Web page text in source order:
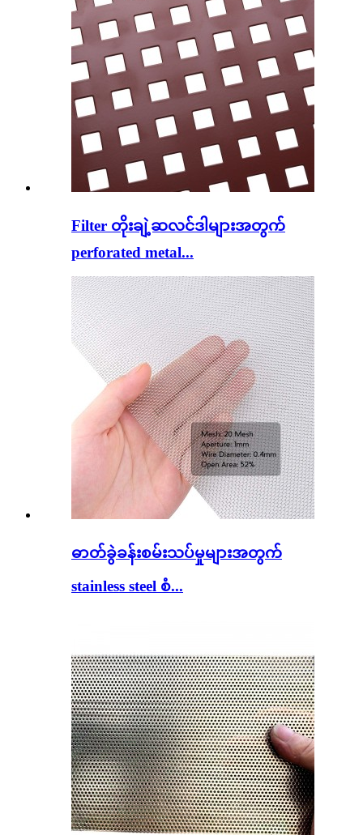
Filter တိုးချဲ့ဆလင်ဒါများအတွက်
perforated metal...
ဓာတ်ခွဲခန်းစမ်းသပ်မှုများအတွက်
stainless steel စံ...